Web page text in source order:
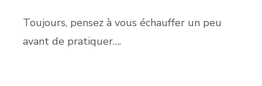
Toujours, pensez à vous échauffer un peu
avant de pratiquer….